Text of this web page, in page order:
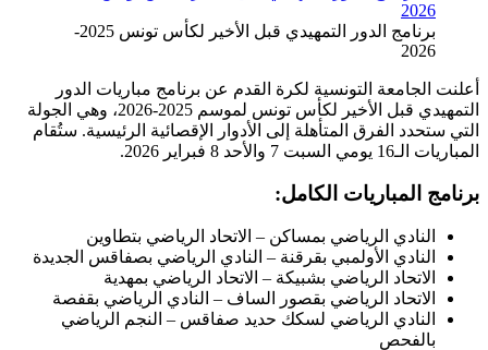
برنامج الدور التمهيدي قبل الأخير لكأس تونس 2025-
التونسية لكرة القدم عن برنامج مباريات الدور
التمهيدي قبل الأخير لكأس تونس لموسم 2025-2026، وهي الجولة
الفرق المتأهلة إلى الأدوار الإقصائية الرئيسية. ستُقام
8 فبراير 2026.
المباريات الكامل:
الرياضي بمساكن – الاتحاد الرياضي بتطاوين
الأولمبي بقرقنة – النادي الرياضي بصفاقس الجديدة
الرياضي بشبيكة – الاتحاد الرياضي بمهدية
الرياضي بقصور الساف – النادي الرياضي بقفصة
الرياضي لسكك حديد صفاقس – النجم الرياضي